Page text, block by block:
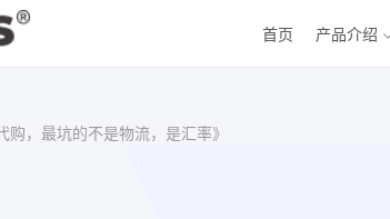
首页 产品介绍
购，最坑的不是物流，是汇率》